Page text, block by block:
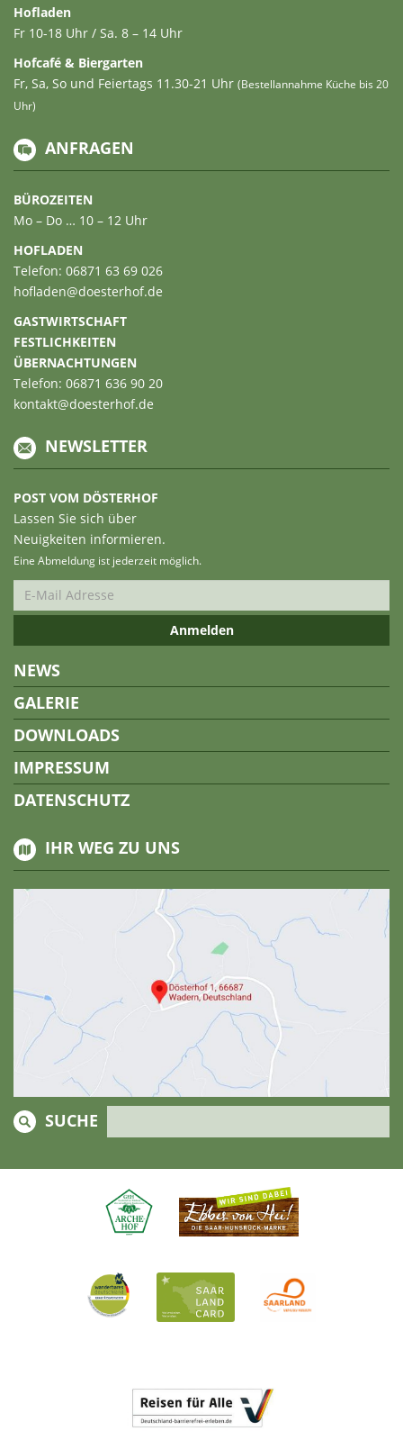
Hofladen
Fr 10-18 Uhr / Sa. 8 – 14 Uhr
Hofcafé & Biergarten
Fr, Sa, So und Feiertags 11.30-21 Uhr (Bestellannahme Küche bis 20
Uhr)
ANFRAGEN
BÜROZEITEN
Mo – Do … 10 – 12 Uhr
HOFLADEN
Telefon: 06871 63 69 026
hofladen@doesterhof.de
GASTWIRTSCHAFT
FESTLICHKEITEN
ÜBERNACHTUNGEN
Telefon: 06871 636 90 20
kontakt@doesterhof.de
NEWSLETTER
POST VOM DÖSTERHOF
Lassen Sie sich über
Neuigkeiten informieren.
Eine Abmeldung ist jederzeit möglich.
NEWS
GALERIE
DOWNLOADS
IMPRESSUM
DATENSCHUTZ
IHR WEG ZU UNS
SUCHE